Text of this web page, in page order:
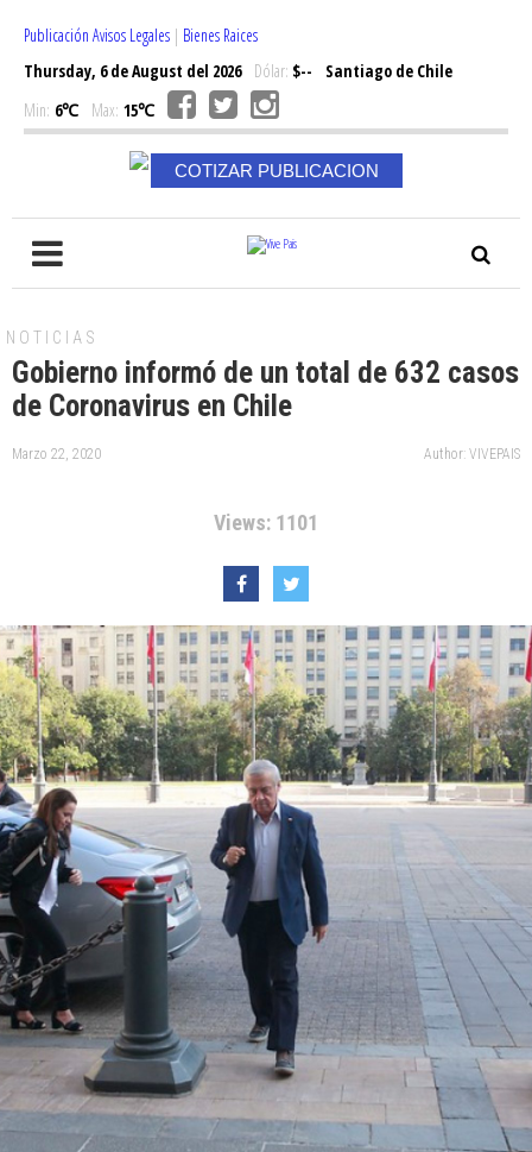
Publicación Avisos Legales | Bienes Raices
Thursday, 6 de August del 2026Dólar: $--
Santiago de Chile
Min: 6℃ Max: 15℃
COTIZAR PUBLICACION
NOTICIAS
Gobierno informó de un total de 632 casos
de Coronavirus en Chile
Marzo 22, 2020 Author: VIVEPAIS
Views: 1101